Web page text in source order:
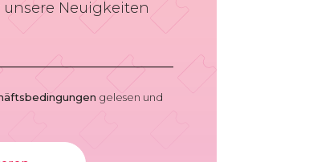
unsere Neuigkeiten
gelesen und